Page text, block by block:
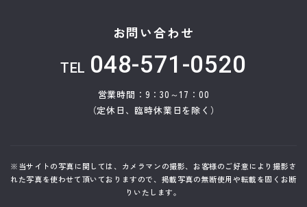
お問い合わせ
TEL 048-571-0520
営業時間：9：30～17：00
（定休日、臨時休業日を除く）
※当サイトの写真に関しては、カメラマンの撮影、お客様のご好意により撮影さ
れた写真を使わせて頂いておりますので、掲載写真の無断使用や転載を固くお断
りいたします。